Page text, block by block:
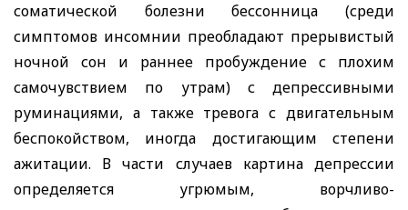
соматической болезни бессонница (среди
симптомов инсомнии преобладают прерывистый
ночной сон и раннее пробуждение с плохим
самочувствием по утрам) с депрессивными
руминациями, а также тревога с двигательным
беспокойством, иногда достигающим степени
ажитации. В части случаев картина депрессии
определяется угрюмым, ворчливо-